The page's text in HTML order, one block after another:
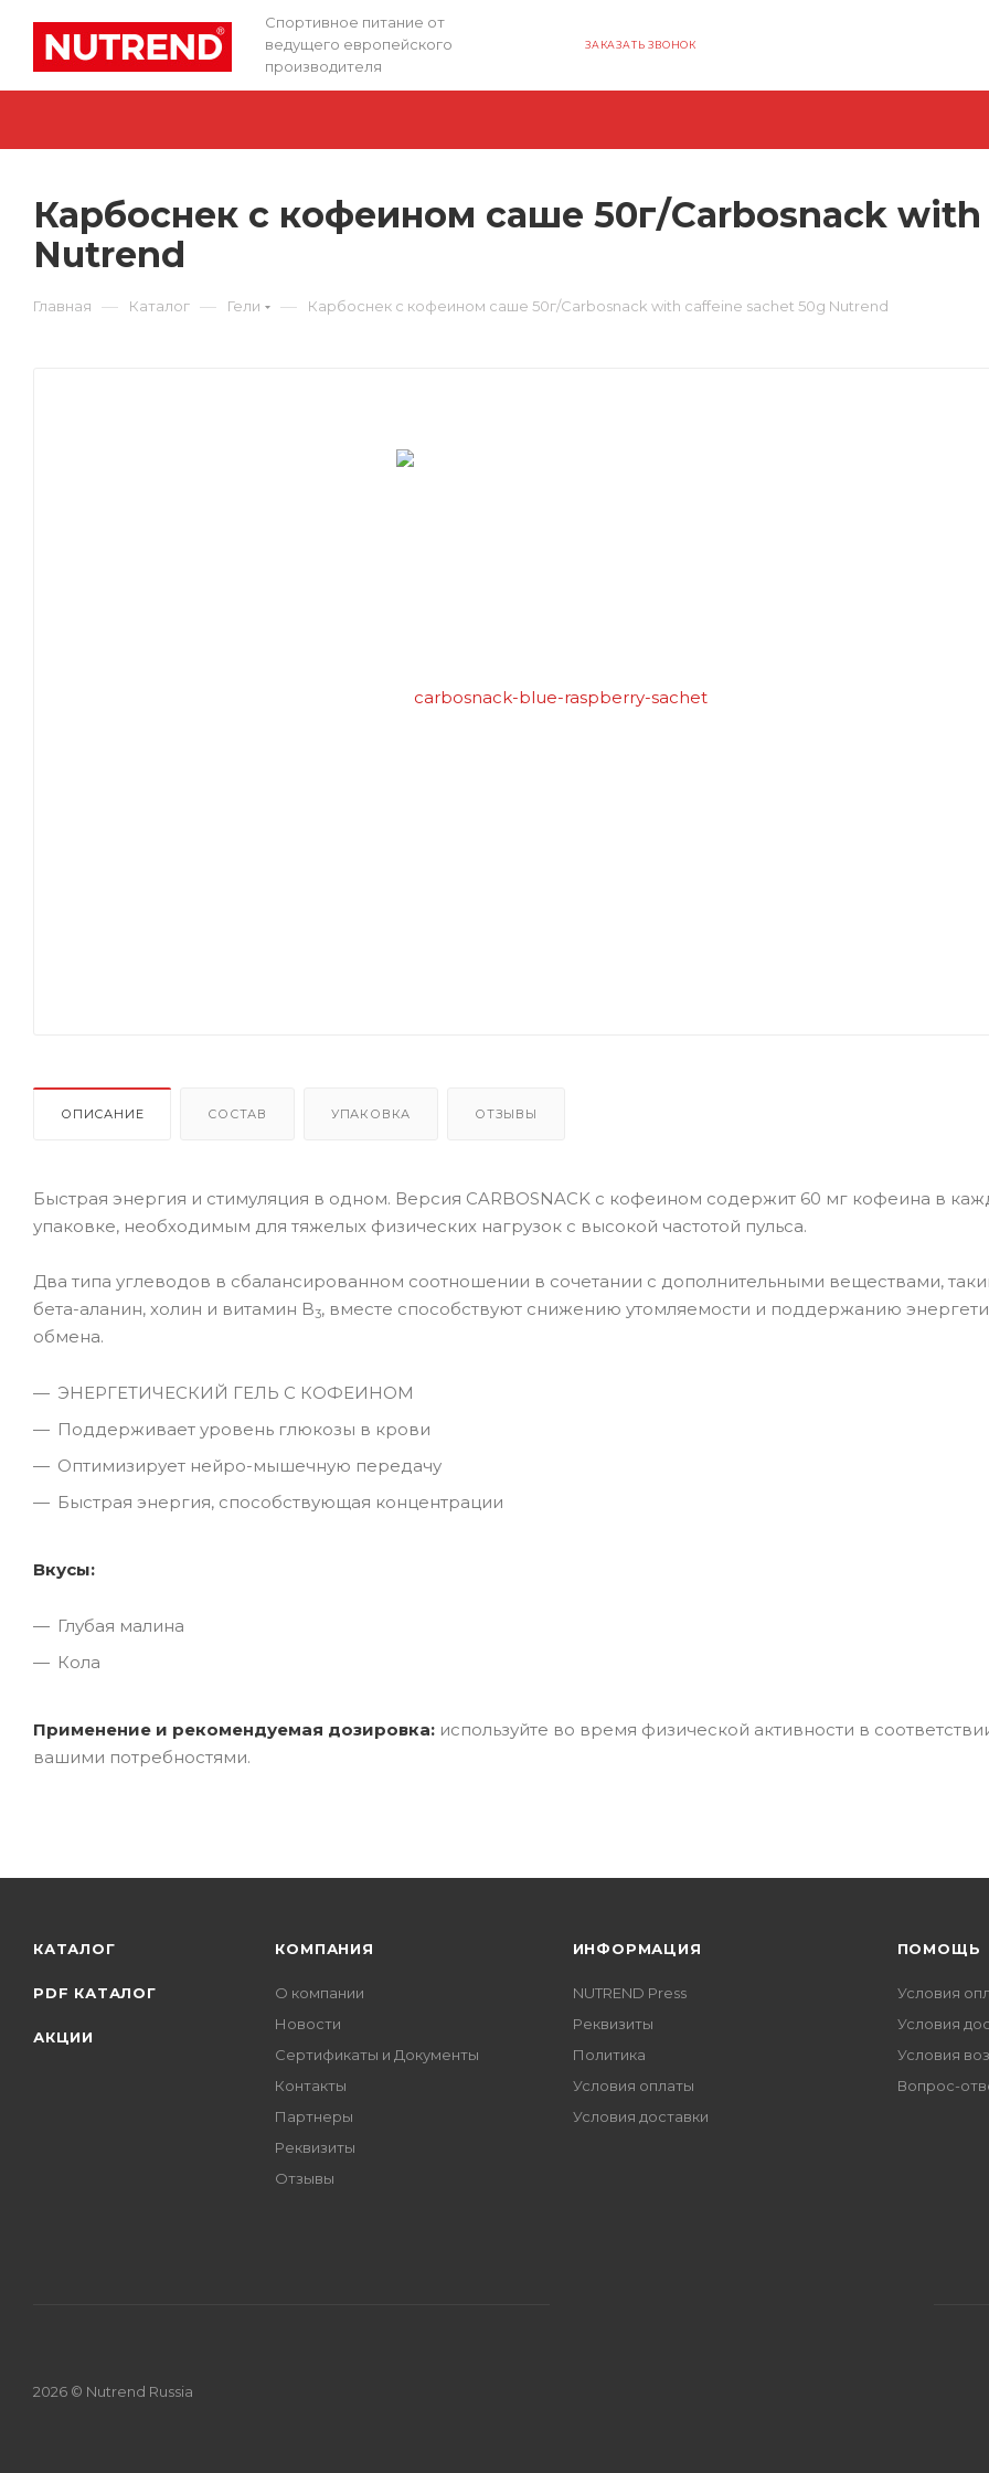
Спортивное питание от
ведущего европейского
производителя
ЗАКАЗАТЬ ЗВОНОК
Карбоснек с кофеином саше 50г/Carbosnack
Nutrend
Главная — Каталог — Гели — Карбоснек с кофеином саше 50г/Carbosnack with caffeine sachet 50g Nutrend
ОПИСАНИЕ СОСТАВ УПАКОВКА ОТЗЫВЫ
Быстрая энергия и стимуляция в одном. Версия CARBOSNACK с кофеином содержит 60 мг кофеина в
упаковке, необходимым для тяжелых физических нагрузок с высокой частотой пульса.
Два типа углеводов в сбалансированном соотношении в сочетании с дополнительными веществами,
бета-аланин, холин и витамин B3, вместе способствуют снижению утомляемости и поддержанию
обмена.
ЭНЕРГЕТИЧЕСКИЙ ГЕЛЬ С КОФЕИНОМ
Поддерживает уровень глюкозы в крови
Оптимизирует нейро-мышечную передачу
Быстрая энергия, способствующая концентрации
Вкусы:
Глубая малина
Кола
Применение и рекомендуемая дозировка: используйте во время физической активности в
вашими потребностями.
КАТАЛОГ
PDF КАТАЛОГ
АКЦИИ
КОМПАНИЯ
О компании
Новости
Сертификаты и Документы
Контакты
Партнеры
Реквизиты
Отзывы
ИНФОРМАЦИЯ
NUTREND Press
Реквизиты
Политика
Условия оплаты
Условия доставки
ПОМОЩЬ
Условия
Условия
Условия
Вопрос-
2026 © Nutrend Russia